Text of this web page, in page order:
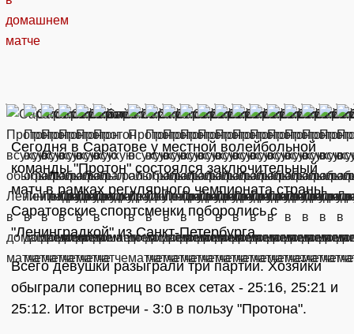
Сегодня в Саратове у местной волейбольной
команды "Протон" состоялся заключительный
матч в рамках регулярного чемпионата страны.
Саратовские спортсменки поборолись с
"Ленинградкой" из Санкт-Петербурга.
Всего девушки разыграли три партии. Хозяйки
обыграли соперниц во всех сетах - 25:16, 25:21 и
25:12. Итог встречи - 3:0 в пользу "Протона".